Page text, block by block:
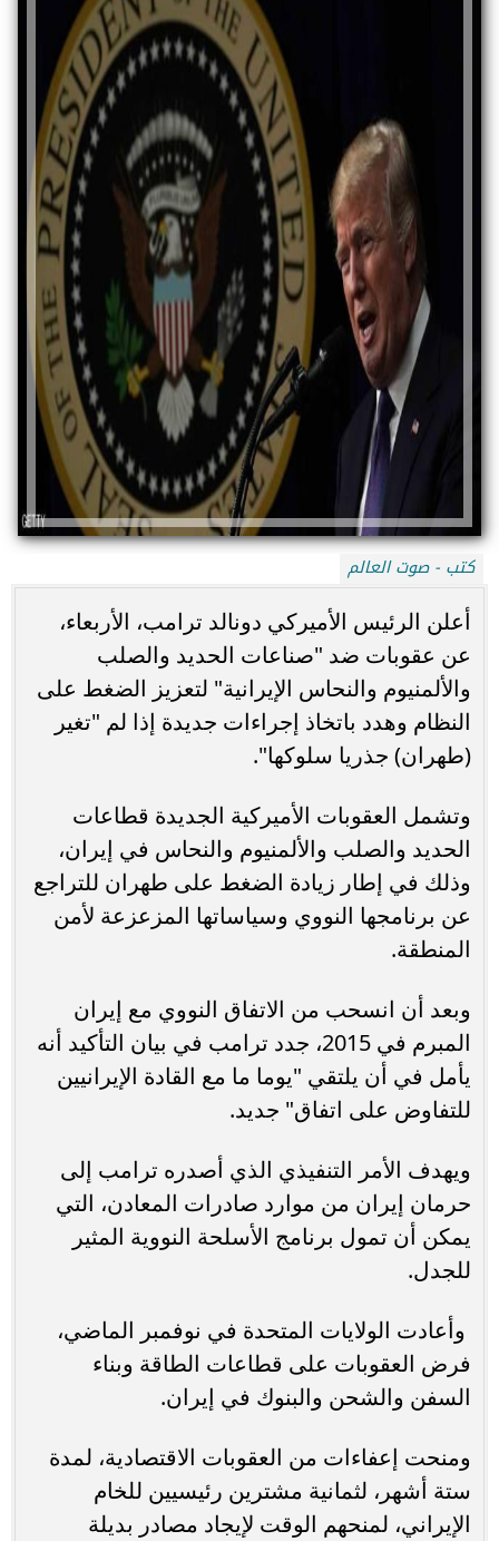
كتب - صوت العالم
أعلن الرئيس الأميركي دونالد ترامب، الأربعاء،
عن عقوبات ضد "صناعات الحديد والصلب
والألمنيوم والنحاس الإيرانية" لتعزيز الضغط على
النظام وهدد باتخاذ إجراءات جديدة إذا لم "تغير
(طهران) جذريا سلوكها".
وتشمل العقوبات الأميركية الجديدة قطاعات
الحديد والصلب والألمنيوم والنحاس في إيران،
وذلك في إطار زيادة الضغط على طهران للتراجع
عن برنامجها النووي وسياساتها المزعزعة لأمن
المنطقة.
وبعد أن انسحب من الاتفاق النووي مع إيران
المبرم في 2015، جدد ترامب في بيان التأكيد أنه
يأمل في أن يلتقي "يوما ما مع القادة الإيرانيين
للتفاوض على اتفاق" جديد.
ويهدف الأمر التنفيذي الذي أصدره ترامب إلى
حرمان إيران من موارد صادرات المعادن، التي
يمكن أن تمول برنامج الأسلحة النووية المثير
للجدل.
وأعادت الولايات المتحدة في نوفمبر الماضي،
فرض العقوبات على قطاعات الطاقة وبناء
السفن والشحن والبنوك في إيران.
ومنحت إعفاءات من العقوبات الاقتصادية، لمدة
ستة أشهر، لثمانية مشترين رئيسيين للخام
الإيراني، لمنحهم الوقت لإيجاد مصادر بديلة